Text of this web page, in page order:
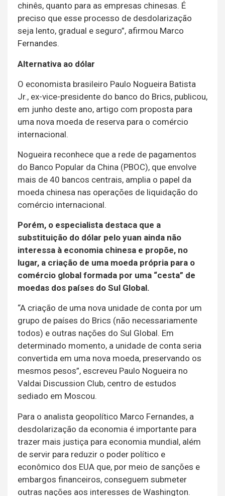
chinês, quanto para as empresas chinesas. É
preciso que esse processo de desdolarização
seja lento, gradual e seguro”, afirmou Marco
Fernandes.
Alternativa ao dólar
O economista brasileiro Paulo Nogueira Batista
Jr., ex-vice-presidente do banco do Brics, publicou,
em junho deste ano, artigo com proposta para
uma nova moeda de reserva para o comércio
internacional.
Nogueira reconhece que a rede de pagamentos
do Banco Popular da China (PBOC), que envolve
mais de 40 bancos centrais, amplia o papel da
moeda chinesa nas operações de liquidação do
comércio internacional.
Porém, o especialista destaca que a
substituição do dólar pelo yuan ainda não
interessa à economia chinesa e propõe, no
lugar, a criação de uma moeda própria para o
comércio global formada por uma “cesta” de
moedas dos países do Sul Global.
“A criação de uma nova unidade de conta por um
grupo de países do Brics (não necessariamente
todos) e outras nações do Sul Global. Em
determinado momento, a unidade de conta seria
convertida em uma nova moeda, preservando os
mesmos pesos”, escreveu Paulo Nogueira no
Valdai Discussion Club, centro de estudos
sediado em Moscou.
Para o analista geopolítico Marco Fernandes, a
desdolarização da economia é importante para
trazer mais justiça para economia mundial, além
de servir para reduzir o poder político e
econômico dos EUA que, por meio de sanções e
embargos financeiros, conseguem submeter
outras nações aos interesses de Washington.